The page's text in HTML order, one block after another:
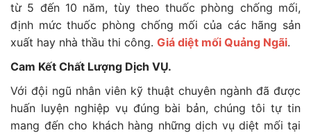
từ 5 đến 10 năm, tùy theo thuốc phòng chống mối,
định mức thuốc phòng chống mối của các hãng sản
xuất hay nhà thầu thi công. Giá diệt mối Quảng Ngãi.
Cam Kết Chất Lượng Dịch VỤ.
Với đội ngũ nhân viên kỹ thuật chuyên ngành đã được
huấn luyện nghiệp vụ đúng bài bản, chúng tôi tự tin
mang đến cho khách hàng những dịch vụ diệt mối tại